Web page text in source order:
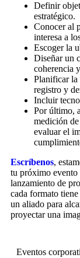
Definir
estratégico.
Conocer al
interesa a
Escoger la
Diseñar un
coherencia
Planificar la
registro y
Incluir
Por último,
medición
evaluar el
Escríbenos,
tu próximo evento
lanzamiento de
cada formato
un aliado para
proyectar una
Eventos